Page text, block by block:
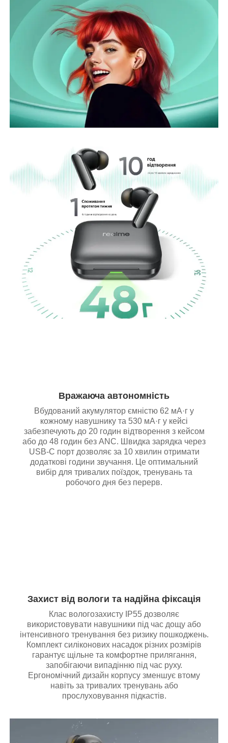
Вражаюча автономність
Вбудований акумулятор ємністю 62 мА·г у
кожному навушнику та 530 мА·г у кейсі
забезпечують до 20 годин відтворення з кейсом
або до 48 годин без ANC. Швидка зарядка через
USB-C порт дозволяє за 10 хвилин отримати
додаткові години звучання. Це оптимальний
вибір для тривалих поїздок, тренувань та
робочого дня без перерв.
Захист від вологи та надійна фіксація
Клас вологозахисту IP55 дозволяє
використовувати навушники під час дощу або
інтенсивного тренування без ризику пошкоджень.
Комплект силіконових насадок різних розмірів
гарантує щільне та комфортне прилягання,
запобігаючи випадінню під час руху.
Ергономічний дизайн корпусу зменшує втому
навіть за тривалих тренувань або
прослуховування підкастів.